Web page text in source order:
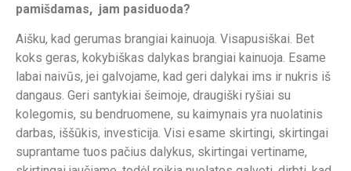
pamišdamas, jam pasiduoda?
Aišku, kad gerumas brangiai kainuoja. Visapusiškai. Bet
koks geras, kokybiškas dalykas brangiai kainuoja. Esame
labai naivūs, jei galvojame, kad geri dalykai ims ir nukris iš
dangaus. Geri santykiai šeimoje, draugiški ryšiai su
kolegomis, su bendruomene, su kaimynais yra nuolatinis
darbas, iššūkis, investicija. Visi esame skirtingi, skirtingai
suprantame tuos pačius dalykus, skirtingai vertiname,